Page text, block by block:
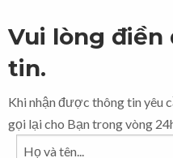
Vui lòng điền
tin.
Khi nhận được thông tin yêu
gọi lại cho Bạn trong vòng